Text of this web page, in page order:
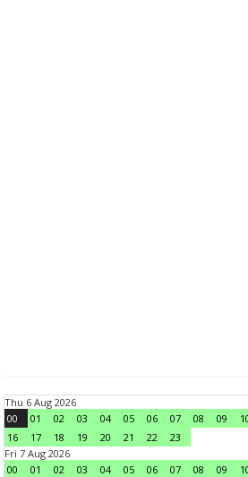
Thu 6 Aug 2026
00
01 02 03 04 05 06 07 08 09
16
17 18 19 20 21 22
23
Fri 7 Aug 2026
00
01 02 03 04 05 06 07 08 09